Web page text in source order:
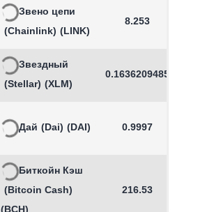
Звено цепи
(Chainlink) (LINK)
8.253
Звездный
(Stellar) (XLM)
0.1636209485
Дай (Dai) (DAI) 0.9997
Биткойн Кэш
(Bitcoin Cash)
216.53